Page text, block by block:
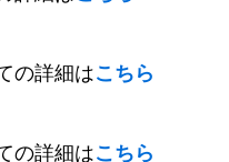
の詳細はこちら
の詳細はこちら